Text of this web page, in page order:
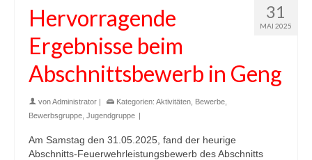
31
MAI 2025
Hervorragende
Ergebnisse beim
Abschnittsbewerb in Geng
vonAdministrator | Kategorien: Aktivitäten Bewerbe
Bewerbsgruppe Jugendgruppe |
Am Samstag den 31.05.2025, fand der heurige
Abschnitts-Feuerwehrleistungsbewerb des Abschnitts